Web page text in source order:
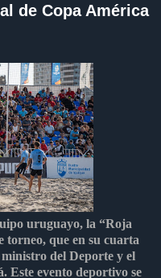
de Copa América
uruguayo, la “Roja
torneo, que en su cuarta
del Deporte y el
Este evento deportivo se